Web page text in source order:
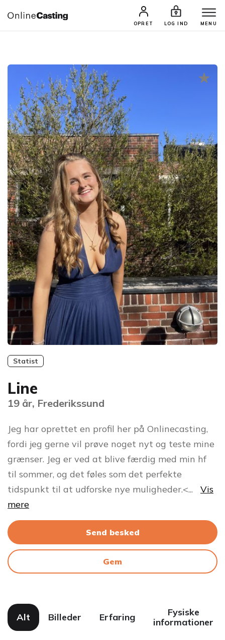
OPRET LOG IND MENU
CASTINGS & JOBS SØG PROFIL
Statist
Line
19 år, Frederikssund
Jeg har oprettet en profil her på Onlinecasting,
fordi jeg gerne vil prøve noget nyt og teste mine
grænser. Jeg er ved at blive færdig med min hf
til sommer, og det føles som det perfekte
tidspunkt til at udforske nye muligheder.<...
Vis
mere
Send besked
Gem
Alt Billeder Erfaring
Fysiske
informationer